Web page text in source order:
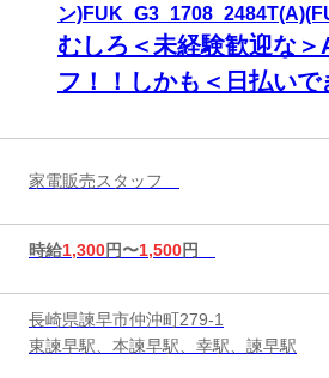
ン
むしろ＜未経験歓迎な
フ！！しかも＜日払い
家電販売スタッフ
時給1,300円〜1,500円
長崎県諫早市仲沖町279-1
東諫早駅、本諫早駅、幸駅、諫早駅